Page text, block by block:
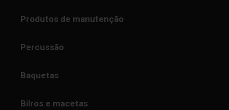
Produtos de manutenção
Percussão
Baquetas
Bilros e macetas